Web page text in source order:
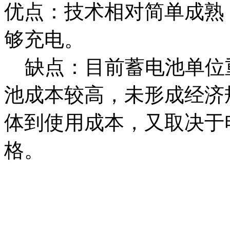
优点：技术相对简单成
够充电。
缺点：目前蓄电池单位
池成本较高，未形成经
体到使用成本，又取决
格。